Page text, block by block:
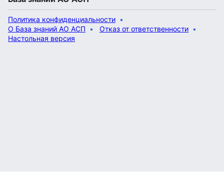
Политика конфиденциальности
О База знаний АО АСП
Отказ от ответственности
Настольная версия